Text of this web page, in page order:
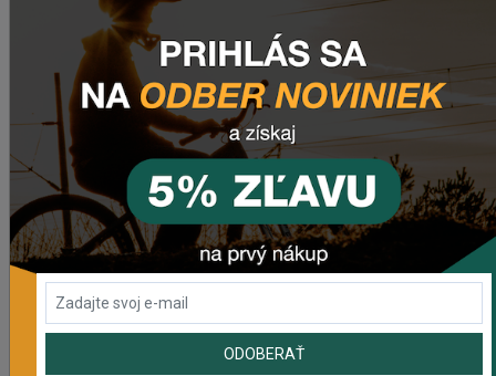
Zimušné Rukavice CHROMAG SIGNAL
1 104,44 Kč
Sedlo CHROMAG TRAILMASTER DT V2
2 223,62 Kč
Rebuild kit pedálov CHROMAG SYNTH
1 006,16 Kč
Náhradný gumový diel pre košík CRUSSIS YBC-01
ODOBERAŤ